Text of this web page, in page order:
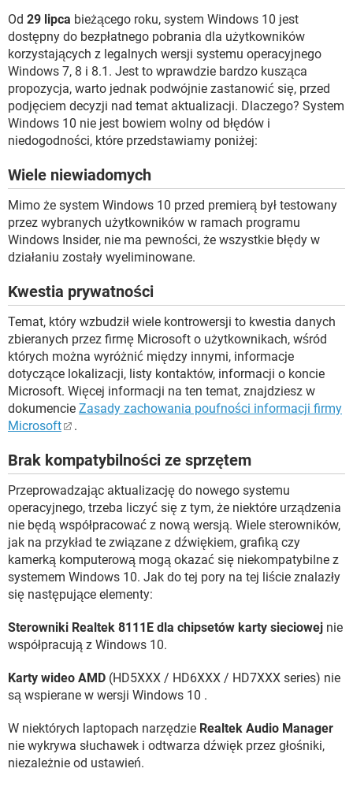
Od 29 lipca bieżącego roku, system Windows 10 jest
dostępny do bezpłatnego pobrania dla użytkowników
korzystających z legalnych wersji systemu operacyjnego
Windows 7, 8 i 8.1. Jest to wprawdzie bardzo kusząca
propozycja, warto jednak podwójnie zastanowić się, przed
podjęciem decyzji nad temat aktualizacji. Dlaczego? System
Windows 10 nie jest bowiem wolny od błędów i
niedogodności, które przedstawiamy poniżej:
Wiele niewiadomych
Mimo że system Windows 10 przed premierą był testowany
przez wybranych użytkowników w ramach programu
Windows Insider, nie ma pewności, że wszystkie błędy w
działaniu zostały wyeliminowane.
Kwestia prywatności
Temat, który wzbudził wiele kontrowersji to kwestia danych
zbieranych przez firmę Microsoft o użytkownikach, wśród
których można wyróżnić między innymi, informacje
dotyczące lokalizacji, listy kontaktów, informacji o koncie
Microsoft. Więcej informacji na ten temat, znajdziesz w
dokumencie Zasady zachowania poufności informacji firmy
Microsoft
.
Brak kompatybilności ze sprzętem
Przeprowadzając aktualizację do nowego systemu
operacyjnego, trzeba liczyć się z tym, że niektóre urządzenia
nie będą współpracować z nową wersją. Wiele sterowników,
jak na przykład te związane z dźwiękiem, grafiką czy
kamerką komputerową mogą okazać się niekompatybilne z
systemem Windows 10. Jak do tej pory na tej liście znalazły
się następujące elementy:
Sterowniki Realtek 8111E dla chipsetów karty sieciowej nie
współpracują z Windows 10.
Karty wideo AMD (HD5XXX / HD6XXX / HD7XXX series) nie
są wspierane w wersji Windows 10 .
W niektórych laptopach narzędzie Realtek Audio Manager
nie wykrywa słuchawek i odtwarza dźwięk przez głośniki,
niezależnie od ustawień.